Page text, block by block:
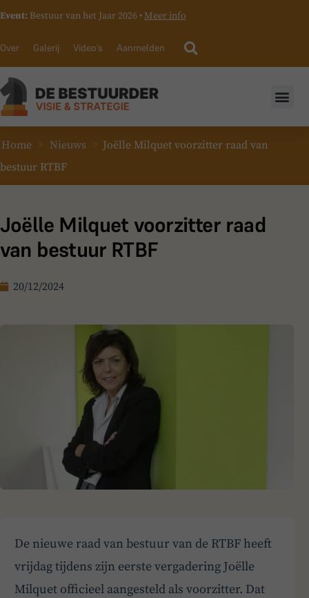
Event: Bestuur van het Jaar 2026 • Meer info
Over Galerij Video’s Aanmelden
Home > Nieuws > Joëlle Milquet voorzitter raad van
bestuur RTBF
Joëlle Milquet voorzitter raad
van bestuur RTBF
20/12/2024
De nieuwe raad van bestuur van de RTBF heeft
vrijdag tijdens zijn eerste vergadering Joëlle
Milquet officieel aangesteld als voorzitter. Dat